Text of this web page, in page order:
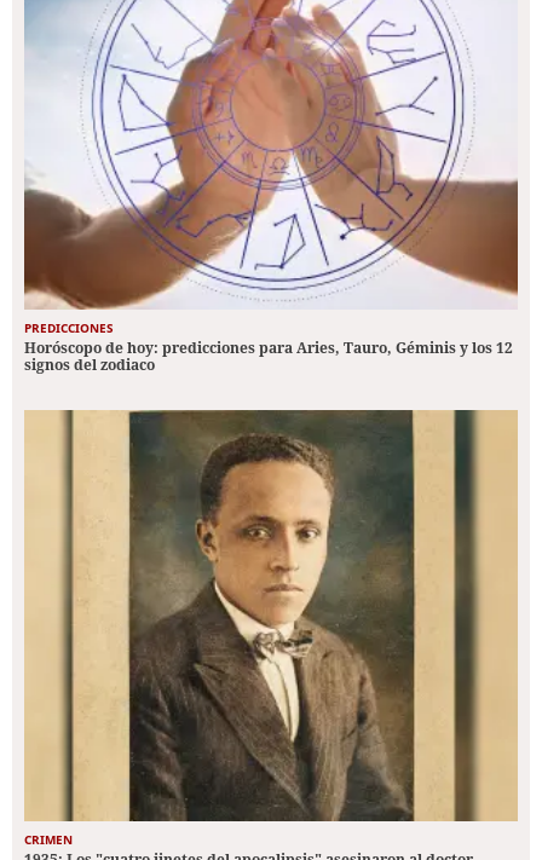
PREDICCIONES
Horóscopo de hoy: predicciones para Aries, Tauro, Géminis y los 12
signos del zodiaco
CRIMEN